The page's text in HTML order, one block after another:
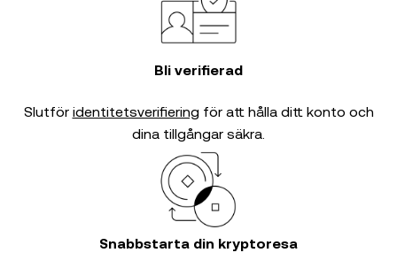
Bli verifierad
Slutför identitetsverifiering för att hålla ditt konto och
dina tillgångar säkra.
Snabbstarta din kryptoresa